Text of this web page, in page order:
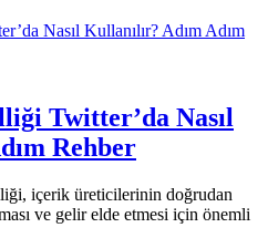
Twitter’da Nasıl
Rehber
içerik üreticilerinin doğrudan
ve gelir elde etmesi için önemli